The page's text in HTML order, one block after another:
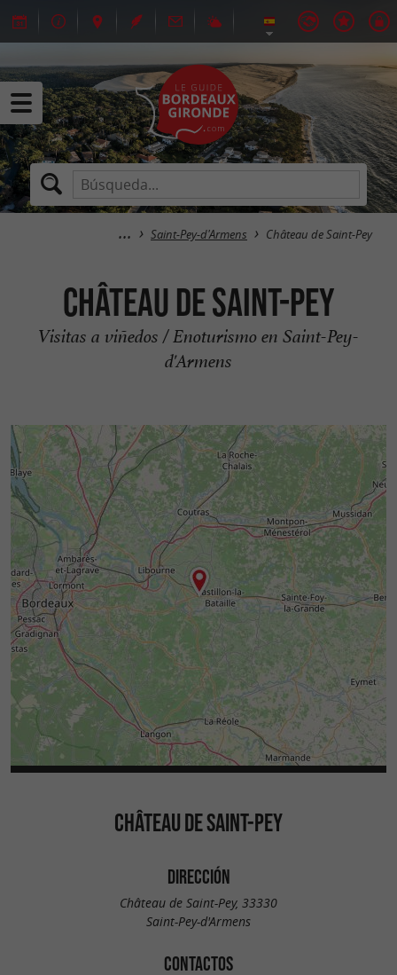
Saint-Pey-d'Armens Château de Saint-Pey
Château de Saint-Pey
Visitas a viñedos / Enoturismo en Saint-Pey-
d'Armens
CHÂTEAU DE SAINT-PEY
DIRECCIÓN
Château de Saint-Pey, 33330
Saint-Pey-d'Armens
CONTACTOS